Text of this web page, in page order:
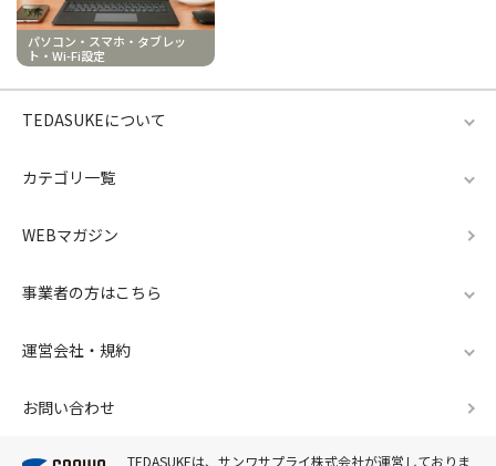
パソコン・スマホ・タブレッ
ト・Wi-Fi設定
TEDASUKEについて
カテゴリ一覧
WEBマガジン
事業者の方はこちら
運営会社・規約
お問い合わせ
TEDASUKEは、サンワサプライ株式会社が運営しておりま